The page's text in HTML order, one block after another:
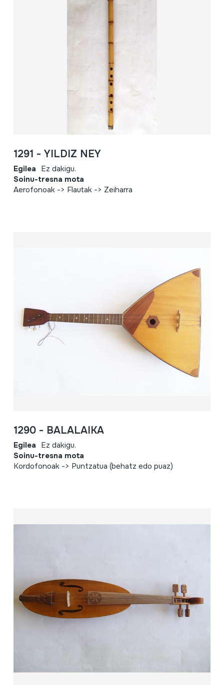
1291 - YILDIZ NEY
Egilea Ez dakigu.
Soinu-tresna mota
Aerofonoak -> Flautak -> Zeiharra
1290 - BALALAIKA
Egilea Ez dakigu.
Soinu-tresna mota
Kordofonoak -> Puntzatua (behatz edo puaz)